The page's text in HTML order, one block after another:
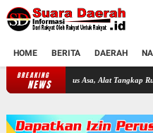
HOME BERITA DAERAH
BREAKING
NEWS Darurat WKO! Invasi